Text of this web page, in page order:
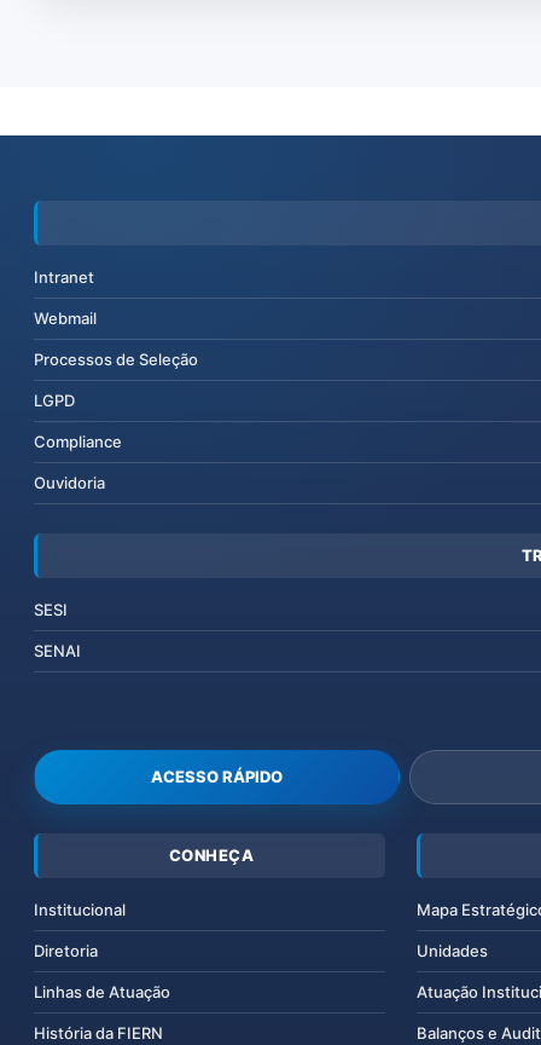
Intranet
Webmail
Processos de Seleção
LGPD
Compliance
Ouvidoria
SESI
SENAI
ACESSO RÁPIDO
CONHEÇA
Institucional
Diretoria
Linhas de Atuação
História da FIERN
Mapa
Unidades
Atuação
Balanços e